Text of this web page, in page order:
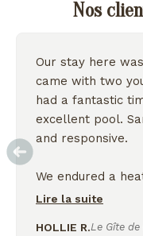
Nos
Our stay here
came with two
had a fantastic
excellent pool.
and responsive.
We endured a
but the house
Lire la suite
HOLLIE R.Le Gîte